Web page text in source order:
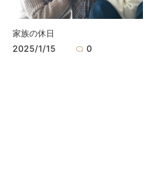
家族の休日
2025/1/15
0